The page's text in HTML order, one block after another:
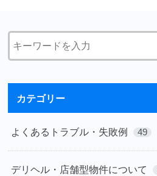
カテゴリー
よくあるトラブル・失敗例 49
デリヘル・店舗型物件について